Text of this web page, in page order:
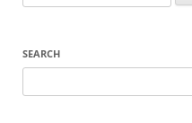
for:
SEARCH
for: